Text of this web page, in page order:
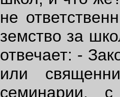
не
земство за
отвечает: -
или
семинарии, с